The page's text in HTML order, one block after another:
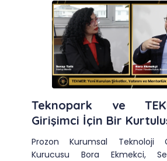
Teknopark ve
Girişimci İçin Bir
Prozon Kurumsal Teknoloji
Kurucusu Bora Ekmekci,